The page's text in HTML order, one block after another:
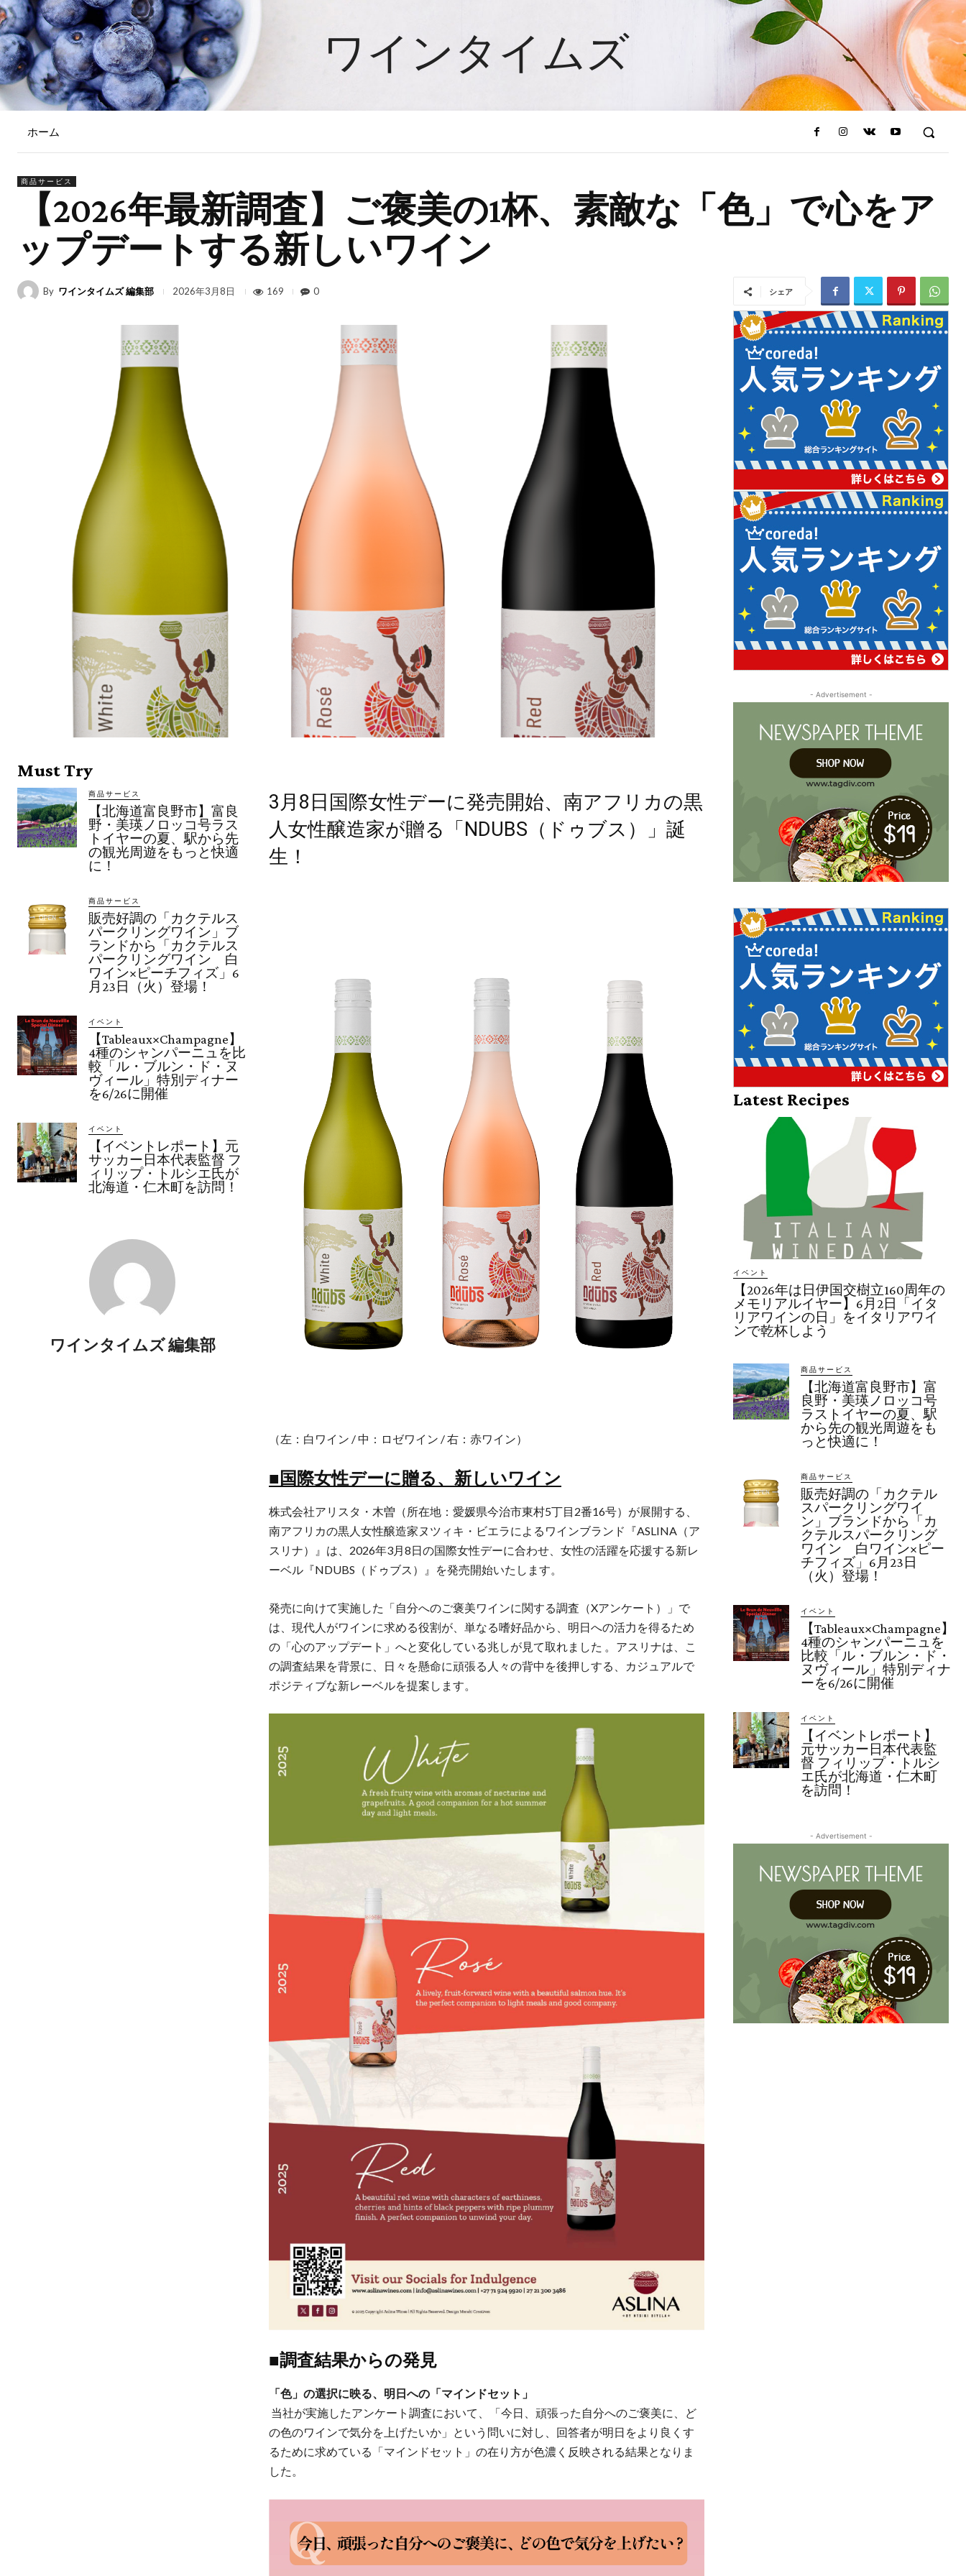
ワインタイムズ
ホーム
商品サービス
【2026年最新調査】ご褒美の1杯、素敵な「色」で心をア
ップデートする新しいワイン
By ワインタイムズ 編集部 2026年3月8日 169 0 シェア
Must Try
商品サービス
【北海道富良野市】富良
野・美瑛ノロッコ号ラス
トイヤーの夏、駅から先
の観光周遊をもっと快適
に！
商品サービス
販売好調の「カクテルス
パークリングワイン」ブ
ランドから「カクテルス
パークリングワイン 白
ワイン×ピーチフィズ」6
月23日（火）登場！
イベント
【Tableaux×Champagne】
4種のシャンパーニュを比
較「ル・ブルン・ド・ヌ
ヴィール」特別ディナー
を6/26に開催
イベント
【イベントレポート】元
サッカー日本代表監督 フ
ィリップ・トルシエ氏が
北海道・仁木町を訪問！
ワインタイムズ 編集部
3月8日国際女性デーに発売開始、南アフリカの黒
人女性醸造家が贈る「NDUBS（ドゥブス）」誕
生！
（左：白ワイン / 中：ロゼワイン / 右：赤ワイン）
■ 国際女性デーに贈る、新しいワイン
株式会社アリスタ・木曽（所在地：愛媛県今治市東村5丁目2番16号）が展開する、
南アフリカの黒人女性醸造家ヌツィキ・ビエラによるワインブランド『ASLINA（ア
スリナ）』は、2026年3月8日の国際女性デーに合わせ、女性の活躍を応援する新レ
ーベル『NDUBS（ドゥブス）』を発売開始いたします。
発売に向けて実施した「自分へのご褒美ワインに関する調査（Xアンケート）」で
は、現代人がワインに求める役割が、単なる嗜好品から、明日への活力を得るため
の「心のアップデート」へと変化している兆しが見て取れました 。アスリナは、こ
の調査結果を背景に、日々を懸命に頑張る人々の背中を後押しする、カジュアルで
ポジティブな新レーベルを提案します。
■調査結果からの発見
「色」の選択に映る、明日への「マインドセット」
当社が実施したアンケート調査において、「今日、頑張った自分へのご褒美に、ど
の色のワインで気分を上げたいか」という問いに対し、回答者が明日をより良くす
るために求めている「マインドセット」の在り方が色濃く反映される結果となりま
した。
- Advertisement -
Latest Recipes
イベント
【2026年は日伊国交樹立160周年の
メモリアルイヤー】6月2日「イタ
リアワインの日」をイタリアワイ
ンで乾杯しよう
商品サービス
【北海道富良野市】富
良野・美瑛ノロッコ号
ラストイヤーの夏、駅
から先の観光周遊をも
っと快適に！
商品サービス
販売好調の「カクテル
スパークリングワイ
ン」ブランドから「カ
クテルスパークリング
ワイン 白ワイン×ピー
チフィズ」6月23日
（火）登場！
イベント
【Tableaux×Champagne】
4種のシャンパーニュを
比較「ル・ブルン・ド・
ヌヴィール」特別ディナ
ーを6/26に開催
イベント
【イベントレポート】
元サッカー日本代表監
督 フィリップ・トルシ
エ氏が北海道・仁木町
を訪問！
- Advertisement -